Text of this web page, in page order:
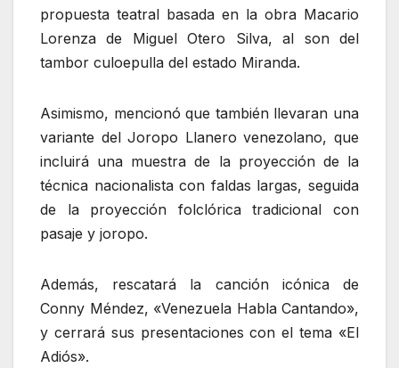
propuesta teatral basada en la obra Macario
Lorenza de Miguel Otero Silva, al son del
tambor culoepulla del estado Miranda.
Asimismo, mencionó que también llevaran una
variante del Joropo Llanero venezolano, que
incluirá una muestra de la proyección de la
técnica nacionalista con faldas largas, seguida
de la proyección folclórica tradicional con
pasaje y joropo.
Además, rescatará la canción icónica de
Conny Méndez, «Venezuela Habla Cantando»,
y cerrará sus presentaciones con el tema «El
Adiós».